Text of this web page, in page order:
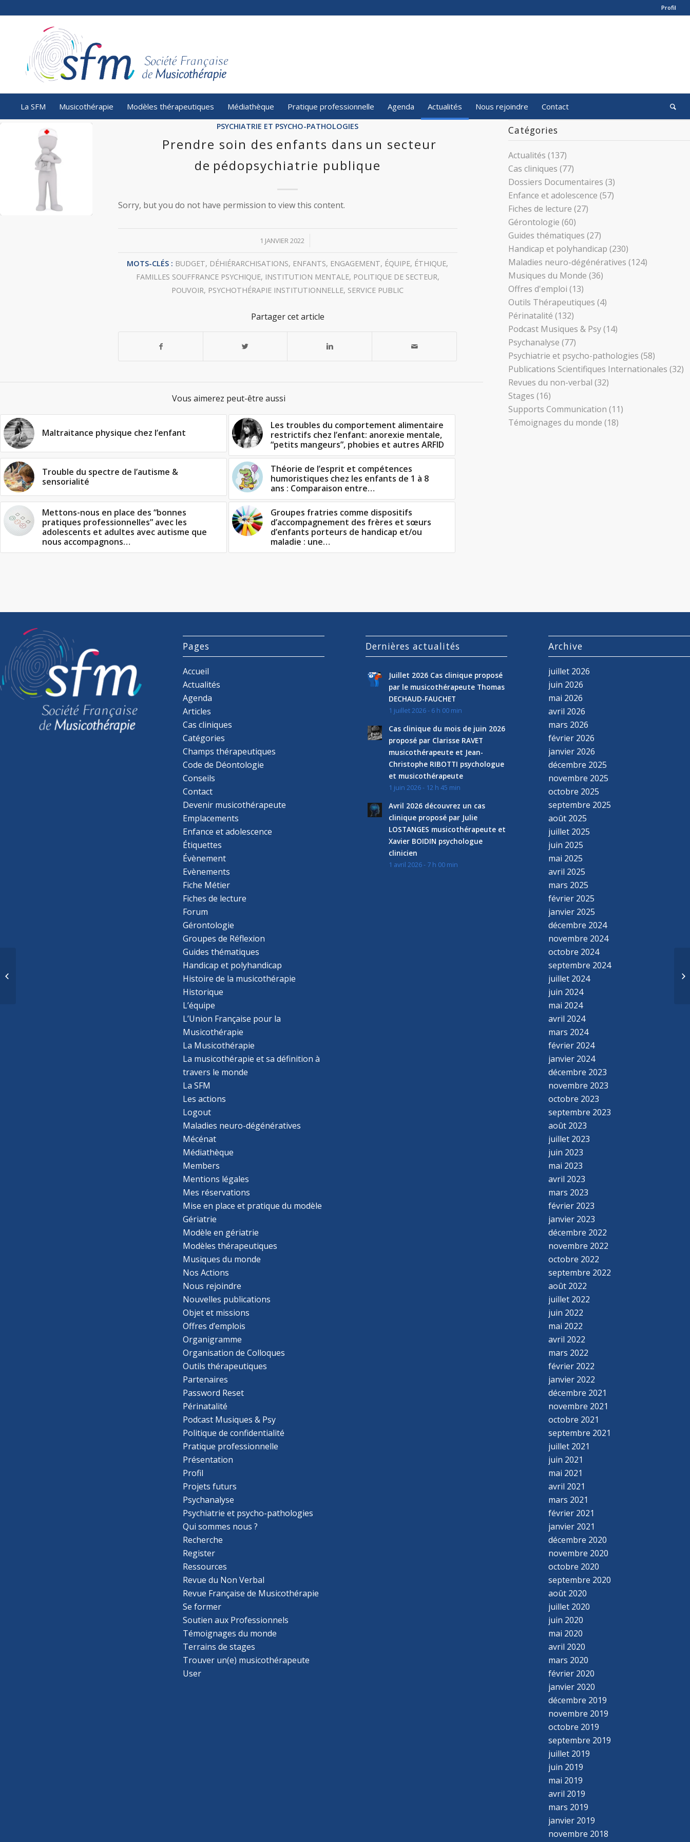
Profil
La SFM Musicothérapie Modèles thérapeutiques Médiathèque Pratique professionnelle Agenda Actualités Nous rejoindre Contact
PSYCHIATRIE ET PSYCHO-PATHOLOGIES
Prendre soin des enfants dans un secteur
de pédopsychiatrie publique
Sorry, but you do not have permission to view this content.
1 JANVIER 2022
/
MOTS-CLÉS : BUDGET, DÉHIÉRARCHISATIONS, ENFANTS, ENGAGEMENT, ÉQUIPE, ÉTHIQUE,
FAMILLES SOUFFRANCE PSYCHIQUE, INSTITUTION MENTALE, POLITIQUE DE SECTEUR,
POUVOIR, PSYCHOTHÉRAPIE INSTITUTIONNELLE, SERVICE PUBLIC
Partager cet article
Vous aimerez peut-être aussi
Maltraitance physique chez l’enfant
Les troubles du comportement alimentaire
restrictifs chez l’enfant: anorexie mentale,
“petits mangeurs”, phobies et autres ARFID
Trouble du spectre de l’autisme &
sensorialité
Théorie de l’esprit et compétences
humoristiques chez les enfants de 1 à 8
ans : Comparaison entre…
Mettons-nous en place des “bonnes
pratiques professionnelles” avec les
adolescents et adultes avec autisme que
nous accompagnons…
Groupes fratries comme dispositifs
d’accompagnement des frères et sœurs
d’enfants porteurs de handicap et/ou
maladie : une…
Catégories
Actualités (137)
Cas cliniques (77)
Dossiers Documentaires (3)
Enfance et adolescence (57)
Fiches de lecture (27)
Gérontologie (60)
Guides thématiques (27)
Handicap et polyhandicap (230)
Maladies neuro-dégénératives (124)
Musiques du Monde (36)
Offres d'emploi (13)
Outils Thérapeutiques (4)
Périnatalité (132)
Podcast Musiques & Psy(14)
Psychanalyse (77)
Psychiatrie et psycho-pathologies (58)
Publications Scientifiques Internationales (32)
Revues du non-verbal (32)
Stages (16)
Supports Communication (11)
Témoignages du monde (18)
Pages
Accueil
Actualités
Agenda
Articles
Cas cliniques
Catégories
Champs thérapeutiques
Code de Déontologie
Conseils
Contact
Devenir musicothérapeute
Emplacements
Enfance et adolescence
Étiquettes
Évènement
Evènements
Fiche Métier
Fiches de lecture
Forum
Gérontologie
Groupes de Réflexion
Guides thématiques
Handicap et polyhandicap
Histoire de la musicothérapie
Historique
L’équipe
L’Union Française pour la
Musicothérapie
La Musicothérapie
La musicothérapie et sa définition à
travers le monde
La SFM
Les actions
Logout
Maladies neuro-dégénératives
Mécénat
Médiathèque
Members
Mentions légales
Mes réservations
Mise en place et pratique du modèle
Gériatrie
Modèle en gériatrie
Modèles thérapeutiques
Musiques du monde
Nos Actions
Nous rejoindre
Nouvelles publications
Objet et missions
Offres d’emplois
Organigramme
Organisation de Colloques
Outils thérapeutiques
Partenaires
Password Reset
Périnatalité
Podcast Musiques & Psy
Politique de confidentialité
Pratique professionnelle
Présentation
Profil
Projets futurs
Psychanalyse
Psychiatrie et psycho-pathologies
Qui sommes nous ?
Recherche
Register
Ressources
Revue du Non Verbal
Revue Française de Musicothérapie
Se former
Soutien aux Professionnels
Témoignages du monde
Terrains de stages
Trouver un(e) musicothérapeute
User
Dernières actualités
Juillet 2026 Cas clinique proposé
par le musicothérapeute Thomas
DECHAUD-FAUCHET
1 juillet 2026 - 6 h 00 min
Cas clinique du mois de juin 2026
proposé par Clarisse RAVET
musicothérapeute et Jean-
Christophe RIBOTTI psychologue
et musicothérapeute
1 juin 2026 - 12 h 45 min
Avril 2026 découvrez un cas
clinique proposé par Julie
LOSTANGES musicothérapeute et
Xavier BOIDIN psychologue
clinicien
1 avril 2026 - 7 h 00 min
Archive
juillet 2026
juin 2026
mai 2026
avril 2026
mars 2026
février 2026
janvier 2026
décembre 2025
novembre 2025
octobre 2025
septembre 2025
août 2025
juillet 2025
juin 2025
mai 2025
avril 2025
mars 2025
février 2025
janvier 2025
décembre 2024
novembre 2024
octobre 2024
septembre 2024
juillet 2024
juin 2024
mai 2024
avril 2024
mars 2024
février 2024
janvier 2024
décembre 2023
novembre 2023
octobre 2023
septembre 2023
août 2023
juillet 2023
juin 2023
mai 2023
avril 2023
mars 2023
février 2023
janvier 2023
décembre 2022
novembre 2022
octobre 2022
septembre 2022
août 2022
juillet 2022
juin 2022
mai 2022
avril 2022
mars 2022
février 2022
janvier 2022
décembre 2021
novembre 2021
octobre 2021
septembre 2021
juillet 2021
juin 2021
mai 2021
avril 2021
mars 2021
février 2021
janvier 2021
décembre 2020
novembre 2020
octobre 2020
septembre 2020
août 2020
juillet 2020
juin 2020
mai 2020
avril 2020
mars 2020
février 2020
janvier 2020
décembre 2019
novembre 2019
octobre 2019
septembre 2019
juillet 2019
juin 2019
mai 2019
avril 2019
mars 2019
janvier 2019
novembre 2018